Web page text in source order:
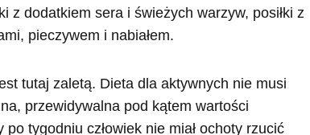
z dodatkiem sera i świeżych warzyw, posiłki z
pieczywem i nabiałem.
tutaj zaletą. Dieta dla aktywnych nie musi
przewidywalna pod kątem wartości
tygodniu człowiek nie miał ochoty rzucić